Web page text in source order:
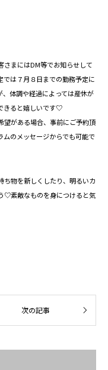
さまにはDM等でお知らせして
では７月８日までの勤務予定に
体調や経過によっては産休が
きると嬉しいです♡
望がある場合、事前にご予約頂
ムのメッセージからでも可能で
ち物を新しくしたり、明るいカ
♡素敵なものを身につけると気